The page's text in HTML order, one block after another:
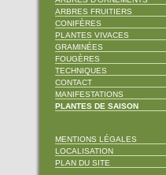
ARBRES FRUITIERS
CONIFÈRES
PLANTES VIVACES
GRAMINÉES
FOUGÈRES
TECHNIQUES
CONTACT
MANIFESTATIONS
PLANTES DE SAISON
MENTIONS LÉGALES
LOCALISATION
PLAN DU SITE